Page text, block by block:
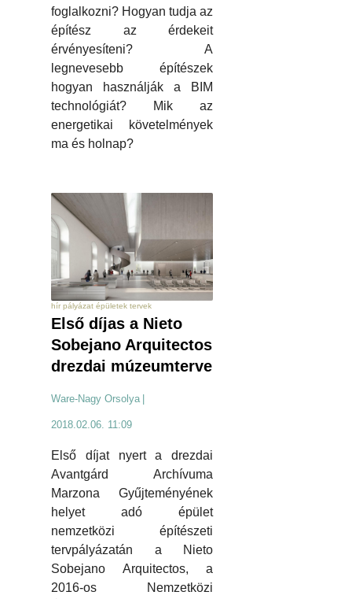
foglalkozni? Hogyan tudja az
építész az érdekeit
érvényesíteni? A
legnevesebb építészek
hogyan használják a BIM
technológiát? Mik az
energetikai követelmények
ma és holnap?
hír pályázat épületek tervek
Első díjas a Nieto
Sobejano Arquitectos
drezdai múzeumterve
Ware-Nagy Orsolya
2018.02.06. 11:09
Első díjat nyert a drezdai
Avantgárd Archívuma
Marzona Gyűjteményének
helyet adó épület
nemzetközi építészeti
tervpályázatán a Nieto
Sobejano Arquitectos, a
2016-os Nemzetközi